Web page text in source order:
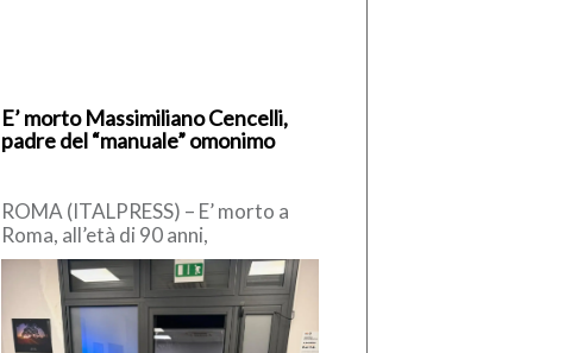
E’ morto Massimiliano Cencelli,
padre del “manuale” omonimo
ROMA (ITALPRESS) – E’ morto a
Roma, all’età di 90 anni,
Massimiliano Cencelli, funzionario
della Democrazia Cristiana degli
anni ’60. […]